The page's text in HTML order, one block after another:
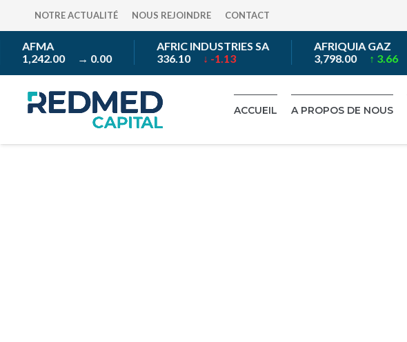
NOTRE ACTUALITÉ NOUS REJOINDRE CONTACT
AFMA
1,242.00→ 0.00
AFRIC INDUSTRIES SA
336.10↓ -1.13
AFRIQUIA GAZ
3,798.00↑ 3.66
ACCUEIL A PROPOS DE NOUS